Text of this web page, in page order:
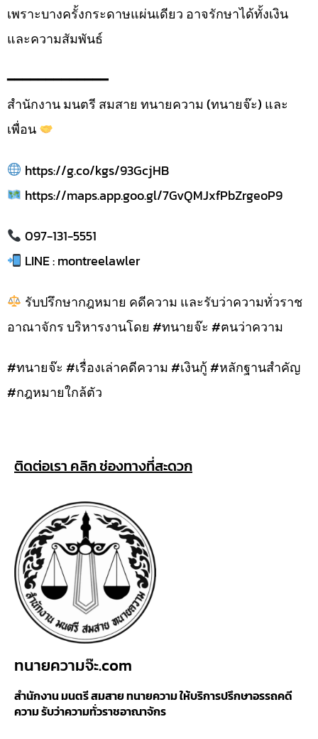
เพราะบางครั้งกระดาษแผ่นเดียว อาจรักษาได้ทั้งเงิน
และความสัมพันธ์
━━━━━━━━━━━━━
สำนักงาน มนตรี สมสาย ทนายความ (ทนายจ๊ะ) และ
เพื่อน
https://g.co/kgs/93GcjHB
https://maps.app.goo.gl/7GvQMJxfPbZrgeoP9
097-131-5551
LINE : montreelawler
รับปรึกษากฎหมาย คดีความ และรับว่าความทั่วราช
อาณาจักร บริหารงานโดย #ทนายจ๊ะ #ฅนว่าความ
#ทนายจ๊ะ #เรื่องเล่าคดีความ #เงินกู้ #หลักฐานสำคัญ
#กฎหมายใกล้ตัว
ติดต่อเรา คลิก ช่องทางที่สะดวก
ทนายความจ๊ะ.com
สำนักงาน มนตรี สมสาย ทนายความ ให้บริการปรึกษาอรรถคดี
ความ รับว่าความทั่วราชอาณาจักร